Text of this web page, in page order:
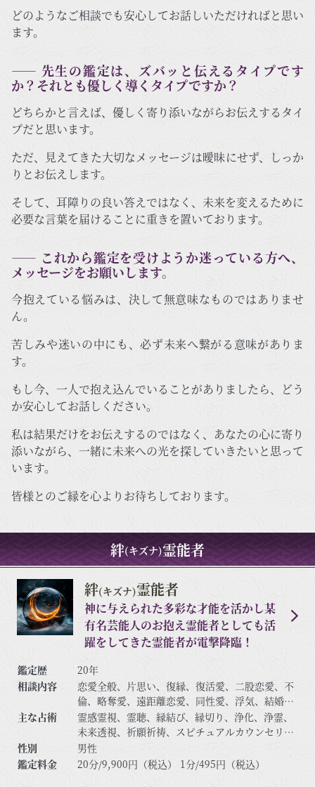
どのようなご相談でも安心してお話しいただければと思い
ます。
―― 先生の鑑定は、ズバッと伝えるタイプです
か？それとも優しく導くタイプですか？
どちらかと言えば、優しく寄り添いながらお伝えするタイ
プだと思います。
ただ、見えてきた大切なメッセージは曖昧にせず、しっか
りとお伝えします。
そして、耳障りの良い答えではなく、未来を変えるために
必要な言葉を届けることに重きを置いております。
―― これから鑑定を受けようか迷っている方へ、
メッセージをお願いします。
今抱えている悩みは、決して無意味なものではありませ
ん。
苦しみや迷いの中にも、必ず未来へ繋がる意味がありま
す。
もし今、一人で抱え込んでいることがありましたら、どう
か安心してお話しください。
私は結果だけをお伝えするのではなく、あなたの心に寄り
添いながら、一緒に未来への光を探していきたいと思って
います。
皆様とのご縁を心よりお待ちしております。
絆(キズナ)霊能者
絆(キズナ)霊能者
神に与えられた多彩な才能を活かし某
有名芸能人のお抱え霊能者としても活
躍をしてきた霊能者が電撃降臨！
鑑定歴
20年
相談内容
恋愛全般、片思い、復縁、復活愛、二股恋愛、不
倫、略奪愛、遠距離恋愛、同性愛、浮気、結婚、
離婚、夫婦問題、家庭/家族問題、親子、育児、教
育、介護、引っ越し、仕事全般、適職、経営、進
路、人間関係、相性、相手の気持ち、人生相談、
開運、運勢、健康、金銭、動物、失せ物、故人、
心霊相談など
主な占術
霊感霊視、霊聴、縁結び、縁切り、浄化、浄霊、
未来透視、祈願祈祷、スピチュアルカウンセリン
グ、波動修正、思念伝達、引き寄せ、チャクラ、
ヒーリング、前世・過去世、守護霊対話、特殊占
性別
男性
鑑定料金
20分/9,900円（税込） 1分/495円（税込）